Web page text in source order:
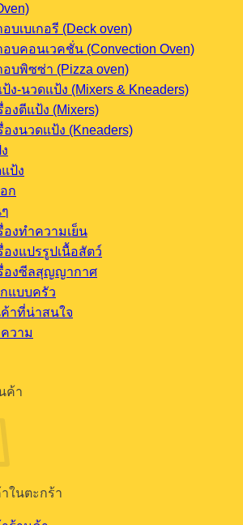
อบเบเกอรี (Deck oven)
อบคอนเวคชั่น (Convection Oven)
อบพิซซ่า (Pizza oven)
ง-นวดแป้ง (Mixers & Kneaders)
องตีแป้ง (Mixers)
องนวดแป้ง (Kneaders)
ป้ง
ก
องทำความเย็น
องแปรรูปเนื้อสัตว์
องซีลสุญญากาศ
แบบครัว
าที่น่าสนใจ
วาม
ค้า
ในตะกร้า